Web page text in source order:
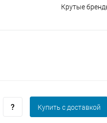
Крутые
Купить c доставкой
25% картой любого банка
Оставшиеся75% будут
с вашей картыпо25%